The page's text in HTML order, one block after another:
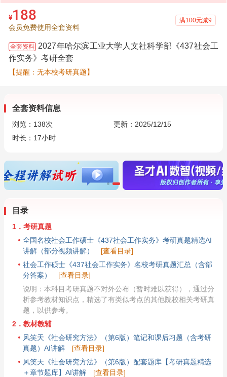
¥188
会员免费使用全套资料
满100元减9
全套资料 2027年哈尔滨工业大学人文社科学部《437社会工
作实务》考研全套
【提醒：无本校考研真题】
全套资料信息
浏览： 138次
更新：2025/12/15
时长：17小时
目录
1．考研真题
全国名校社会工作硕士《437社会工作实务》考研真题精选AI
讲解（部分视频讲解）
[查看目录]
社会工作硕士《437社会工作实务》名校考研真题汇总（含部
分答案）
[查看目录]
说明：本科目考研真题不对外公布（暂时难以获得），通过分
析参考教材知识点，精选了有类似考点的其他院校相关考研真
题，以供参考。
2．教材教辅
风笑天《社会研究方法》（第6版）笔记和课后习题（含考研
真题）AI讲解
[查看目录]
风笑天《社会研究方法》（第6版）配套题库【考研真题精选
＋章节题库】AI讲解
[查看目录]